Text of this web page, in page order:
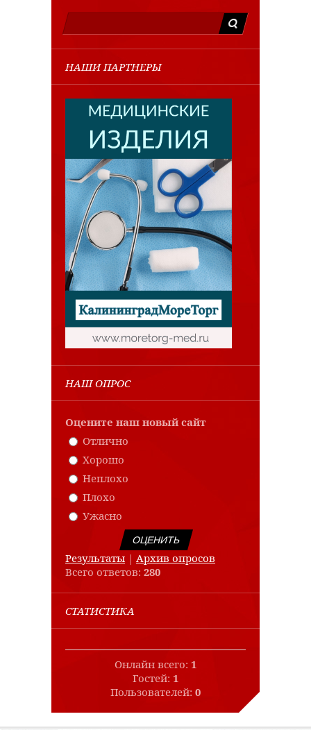
НАШИ ПАРТНЕРЫ
НАШ ОПРОС
Оцените наш новый сайт
Отлично
Хорошо
Неплохо
Плохо
Ужасно
Результаты | Архив опросов
Всего ответов: 280
СТАТИСТИКА
Онлайн всего: 1
Гостей: 1
Пользователей: 0